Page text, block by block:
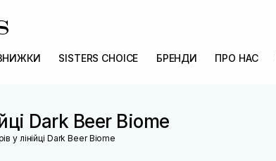
ЗНИЖКИ SISTERS CHOICE БРЕНДИ ПРО НАС
Dark Beer Biome
у лінійці Dark Beer Biome